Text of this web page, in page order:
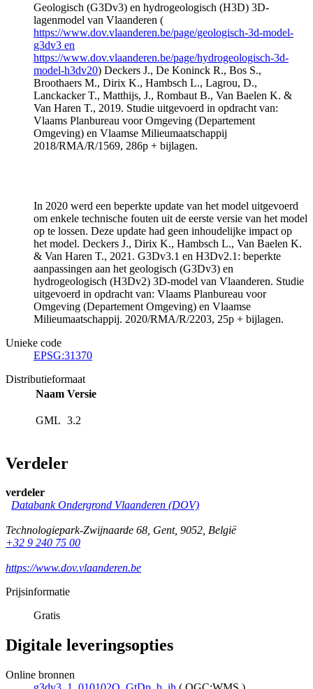
Geologisch (G3Dv3) en hydrogeologisch (H3D) 3D-
lagenmodel van Vlaanderen (
https://www.dov.vlaanderen.be/page/geologisch-3d-model-
g3dv3 en
https://www.dov.vlaanderen.be/page/hydrogeologisch-3d-
model-h3dv20) Deckers J., De Koninck R., Bos S.,
Broothaers M., Dirix K., Hambsch L., Lagrou, D.,
Lanckacker T., Matthijs, J., Rombaut B., Van Baelen K. &
Van Haren T., 2019. Studie uitgevoerd in opdracht van:
Vlaams Planbureau voor Omgeving (Departement
Omgeving) en Vlaamse Milieumaatschappij
2018/RMA/R/1569, 286p + bijlagen.
In 2020 werd een beperkte update van het model uitgevoerd
om enkele technische fouten uit de eerste versie van het model
op te lossen. Deze update had geen inhoudelijke impact op
het model. Deckers J., Dirix K., Hambsch L., Van Baelen K.
& Van Haren T., 2021. G3Dv3.1 en H3Dv2.1: beperkte
aanpassingen aan het geologisch (G3Dv3) en
hydrogeologisch (H3Dv2) 3D-model van Vlaanderen. Studie
uitgevoerd in opdracht van: Vlaams Planbureau voor
Omgeving (Departement Omgeving) en Vlaamse
Milieumaatschappij. 2020/RMA/R/2203, 25p + bijlagen.
Unieke code
EPSG:31370
Distributieformaat
Naam Versie
GML 3.2
Verdeler
verdeler
Databank Ondergrond Vlaanderen (DOV)
Technologiepark-Zwijnaarde 68, Gent, 9052, België
+32 9 240 75 00
https://www.dov.vlaanderen.be
Prijsinformatie
Gratis
Digitale leveringsopties
Online bronnen